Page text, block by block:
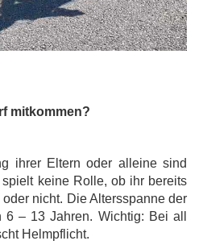
mitkommen?
ihrer Eltern oder alleine sind
keine Rolle, ob ihr bereits
nicht. Die Altersspanne der
– 13 Jahren. Wichtig: Bei all
Helmpflicht.